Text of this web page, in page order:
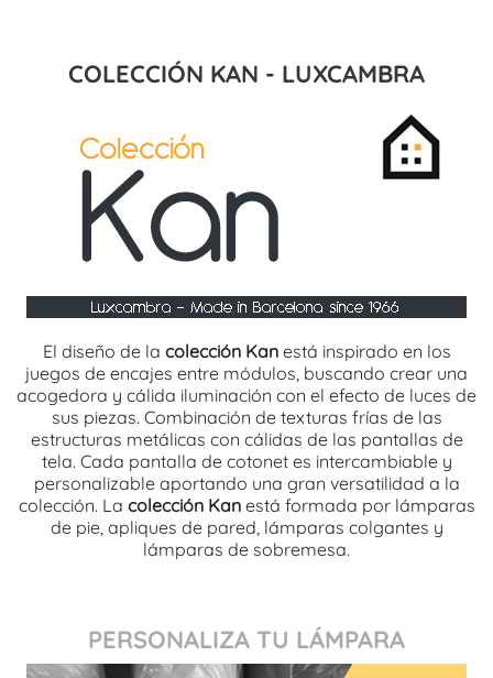
COLECCIÓN KAN - LUXCAMBRA
El diseño de la colección Kanestá inspirado en los
juegos de encajes entre módulos, buscando crear una
acogedora y cálida iluminación con el efecto de luces de
sus piezas. Combinación de texturas frías de las
estructuras metálicas con cálidas de las pantallas de
tela. Cada pantalla de cotonet es intercambiable y
personalizable aportando una gran versatilidad a la
colección. La colección Kanestá formada por lámparas
de pie, apliques de pared, lámparas colgantes y
lámparas de sobremesa.
PERSONALIZA TU LÁMPARA